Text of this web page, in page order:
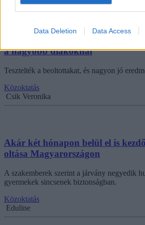
Data Deletion Data Access
a nagyobb diákoknál
Tesztelték a beoltottakat, és nagyon jó
Közoktatás
Csik Veronika
Akár két hónapon belül el is
oltása Magyarországon
A szakemberek szerint a járvány negyedik
gyermekek sincsenek biztonságban.
Közoktatás
Eduline